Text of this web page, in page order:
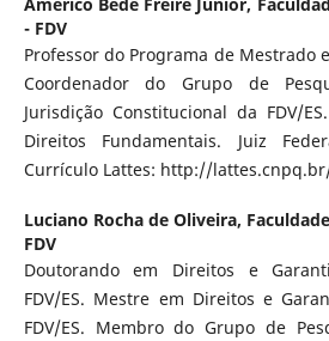
- FDV
Professor do Programa de Mestrado
Coordenador do Grupo de
Jurisdição Constitucional da FDV/
Direitos Fundamentais. Juiz
Currículo Lattes: http://
Luciano Rocha de Oliveira,
FDV
Doutorando em Direitos e
FDV/ES. Mestre em Direitos e
FDV/ES. Membro do Grupo de